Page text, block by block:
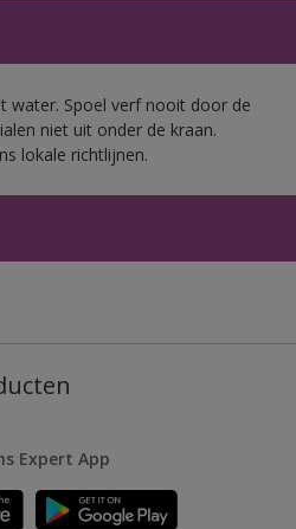
water. Spoel verf nooit door de
niet uit onder de kraan.
lokale richtlijnen.
Expert App